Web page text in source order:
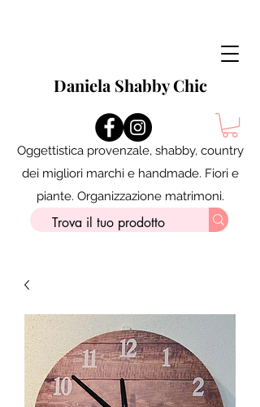
Daniela Shabby Chic
Oggettistica provenzale, shabby, country
dei migliori marchi e handmade. Fiori e
piante. Organizzazione matrimoni.